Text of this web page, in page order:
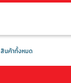
สินค้าทั้งหมด